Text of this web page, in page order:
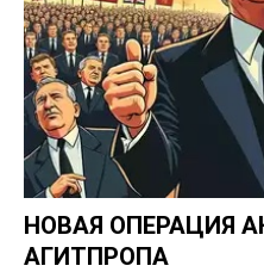
НОВАЯ ОПЕРАЦИЯ
АГИТПРОПА